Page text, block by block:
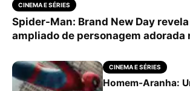
CINEMA E SÉRIES
Spider-Man: Brand New Day
ampliado de personagem adorada
CINEMA E SÉRIES
Homem-Aranha: